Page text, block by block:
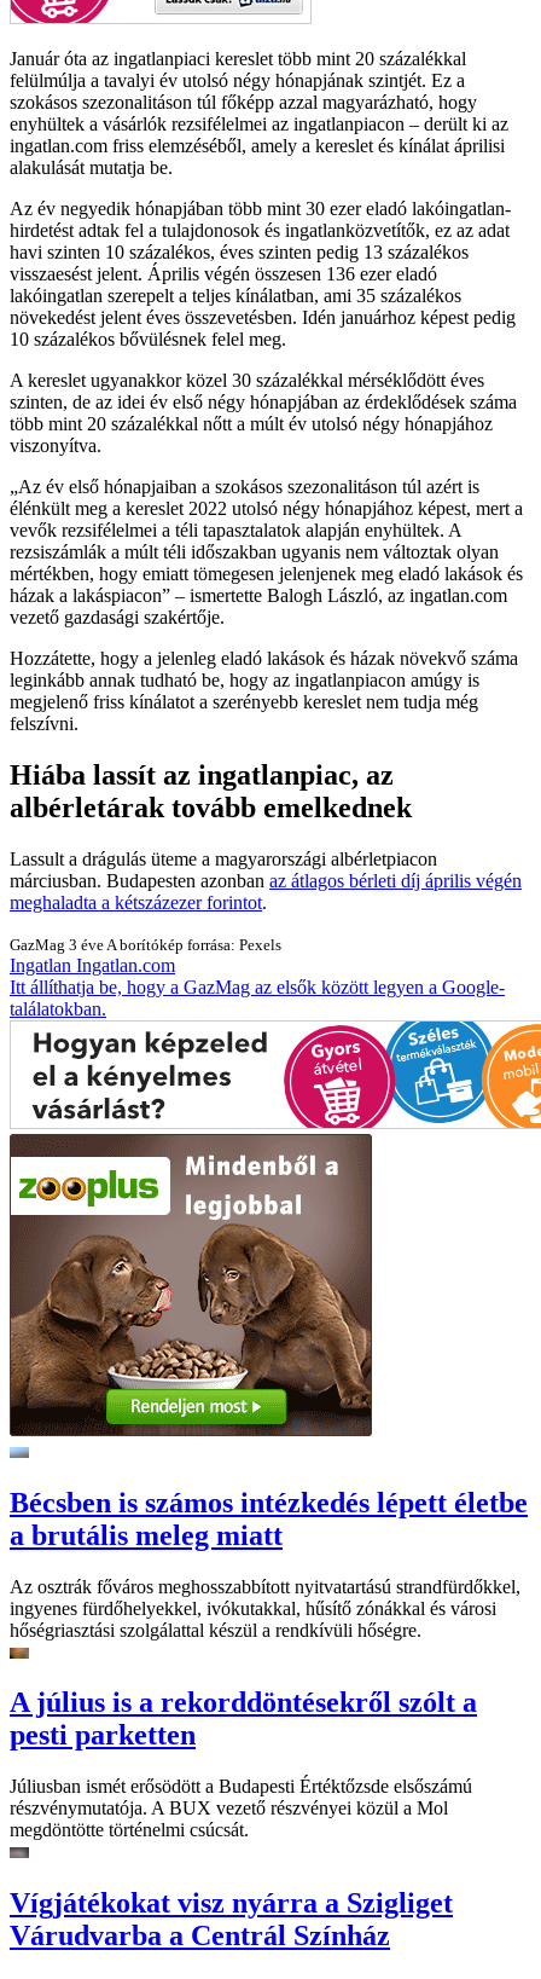
Január óta az ingatlanpiaci kereslet több mint 20 százalékkal
felülmúlja a tavalyi év utolsó négy hónapjának szintjét. Ez a
szokásos szezonalitáson túl főképp azzal magyarázható, hogy
enyhültek a vásárlók rezsifélelmei az ingatlanpiacon – derült ki az
ingatlan.com friss elemzéséből, amely a kereslet és kínálat áprilisi
alakulását mutatja be.
Az év negyedik hónapjában több mint 30 ezer eladó lakóingatlan-
hirdetést adtak fel a tulajdonosok és ingatlanközvetítők, ez az adat
havi szinten 10 százalékos, éves szinten pedig 13 százalékos
visszaesést jelent. Április végén összesen 136 ezer eladó
lakóingatlan szerepelt a teljes kínálatban, ami 35 százalékos
növekedést jelent éves összevetésben. Idén januárhoz képest pedig
10 százalékos bővülésnek felel meg.
A kereslet ugyanakkor közel 30 százalékkal mérséklődött éves
szinten, de az idei év első négy hónapjában az érdeklődések száma
több mint 20 százalékkal nőtt a múlt év utolsó négy hónapjához
viszonyítva.
Az év első hónapjaiban a szokásos szezonalitáson túl azért is
élénkült meg a kereslet 2022 utolsó négy hónapjához képest, mert a
vevők rezsifélelmei a téli tapasztalatok alapján enyhültek. A
rezsiszámlák a múlt téli időszakban ugyanis nem változtak olyan
mértékben, hogy emiatt tömegesen jelenjenek meg eladó lakások és
házak a lakáspiacon
– ismertette Balogh László, az ingatlan.com
vezető gazdasági szakértője.
Hozzátette, hogy a jelenleg eladó lakások és házak növekvő száma
leginkább annak tudható be, hogy az ingatlanpiacon amúgy is
megjelenő friss kínálatot a szerényebb kereslet nem tudja még
felszívni.
Hiába lassít az ingatlanpiac, az
albérletárak tovább emelkednek
Lassult a drágulás üteme a magyarországi albérletpiacon
márciusban. Budapesten azonban az átlagos bérleti díj április végén
meghaladta a kétszázezer forintot.
GazMag 3 éve A borítókép forrása: Pexels
Ingatlan Ingatlan.com
Itt állíthatja be, hogy a GazMag az elsők között legyen a Google-
találatokban.
Bécsben is számos intézkedés lépett életbe
a brutális meleg miatt
Az osztrák főváros meghosszabbított nyitvatartású strandfürdőkkel,
ingyenes fürdőhelyekkel, ivókutakkal, hűsítő zónákkal és városi
hőségriasztási szolgálattal készül a rendkívüli hőségre.
A július is a rekorddöntésekről szólt a
pesti parketten
Júliusban ismét erősödött a Budapesti Értéktőzsde elsőszámú
részvénymutatója. A BUX vezető részvényei közül a Mol
megdöntötte történelmi csúcsát.
Vígjátékokat visz nyárra a Szigliget
Várudvarba a Centrál Színház